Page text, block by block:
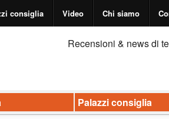
consiglia Video Chi siamo
Recensioni & news di
Palazzi consiglia